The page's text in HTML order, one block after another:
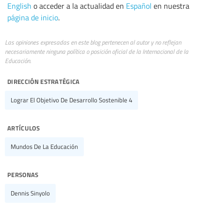
English o acceder a la actualidad en Español en nuestra
página de inicio.
Las opiniones expresadas en este blog pertenecen al autor y no reflejan
necesariamente ninguna política o posición oficial de la Internacional de la
Educación.
dirección estratégica
Lograr El Objetivo De Desarrollo Sostenible 4
artículos
Mundos De La Educación
personas
Dennis Sinyolo